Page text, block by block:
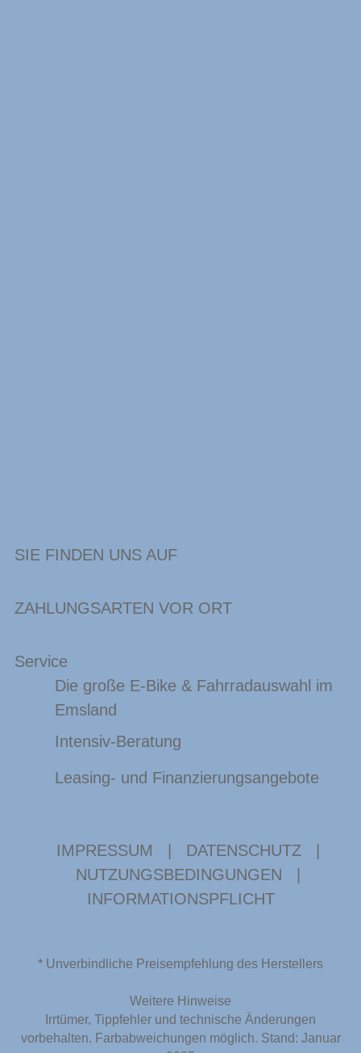
SIE FINDEN UNS AUF
ZAHLUNGSARTEN VOR ORT
Service
Die große E-Bike & Fahrradauswahl im
Emsland
Intensiv-Beratung
Leasing- und Finanzierungsangebote
IMPRESSUM DATENSCHUTZ
NUTZUNGSBEDINGUNGEN
INFORMATIONSPFLICHT
* Unverbindliche Preisempfehlung des Herstellers
Weitere Hinweise
Irrtümer, Tippfehler und technische Änderungen
vorbehalten. Farbabweichungen möglich. Stand: Januar